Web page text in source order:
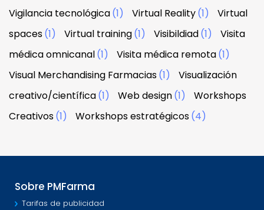
Vigilancia tecnológica(1) Virtual Reality(1)
Virtual
spaces(1) Virtual training(1) Visibildiad(1)
Visita
médica omnicanal(1) Visita médica remota(1)
Visual Merchandising Farmacias(1)
Visualización
creativo/científica(1) Web design(1)
Workshops
Creativos(1) Workshops estratégicos(4)
Sobre PMFarma
Tarifas de publicidad